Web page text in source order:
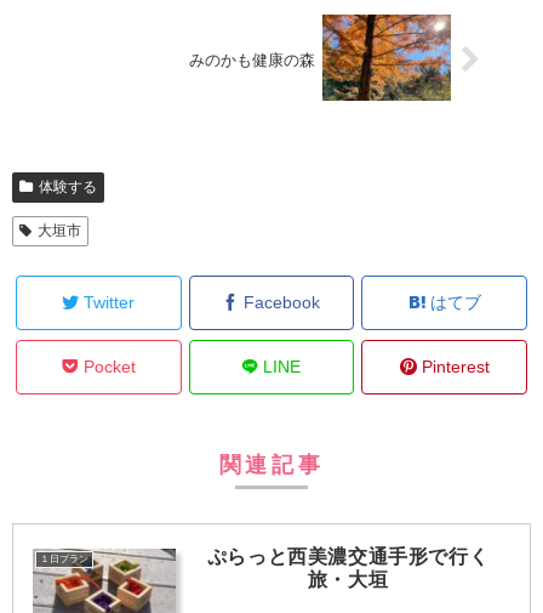
みのかも健康の森
体験する
大垣市
Twitter Facebook はてブ
Pocket LINE Pinterest
関連記事
１日プラン
ぷらっと西美濃交通手形で行く
旅・大垣